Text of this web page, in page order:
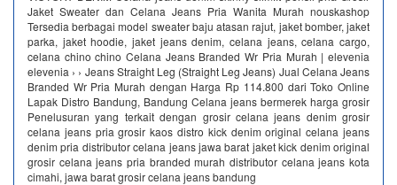
Jaket Sweater dan Celana Jeans Pria Wanita Murah nouskashop
Tersedia berbagai model sweater baju atasan rajut, jaket bomber, jaket
parka, jaket hoodie, jaket jeans denim, celana jeans, celana cargo,
celana chino chino Celana Jeans Branded Wr Pria Murah | elevenia
elevenia › › Jeans Straight Leg (Straight Leg Jeans) Jual Celana Jeans
Branded Wr Pria Murah dengan Harga Rp 114.800 dari Toko Online
Lapak Distro Bandung, Bandung Celana jeans bermerek harga grosir
Penelusuran yang terkait dengan grosir celana jeans denim grosir
celana jeans pria grosir kaos distro kick denim original celana jeans
denim pria distributor celana jeans jawa barat jaket kick denim original
grosir celana jeans pria branded murah distributor celana jeans kota
cimahi, jawa barat grosir celana jeans bandung